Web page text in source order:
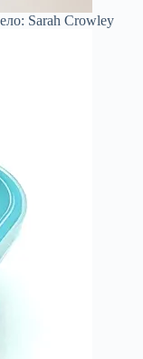
Sarah Crowley